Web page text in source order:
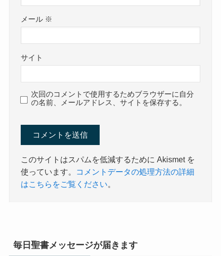
メール ※
サイト
次回のコメントで使用するためブラウザーに自分
の名前、メールアドレス、サイトを保存する。
このサイトはスパムを低減するために Akismet を
使っています。
コメントデータの処理方法の詳細
はこちらをご覧ください
毎日聖書メッセージが届きます